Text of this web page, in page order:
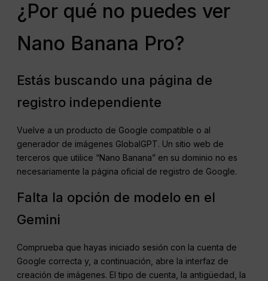
¿Por qué no puedes ver
Nano Banana Pro?
Estás buscando una página de
registro independiente
Vuelve a un producto de Google compatible o al
generador de imágenes GlobalGPT. Un sitio web de
terceros que utilice “Nano Banana” en su dominio no es
necesariamente la página oficial de registro de Google.
Falta la opción de modelo en el
Gemini
Comprueba que hayas iniciado sesión con la cuenta de
Google correcta y, a continuación, abre la interfaz de
creación de imágenes. El tipo de cuenta, la antigüedad, la